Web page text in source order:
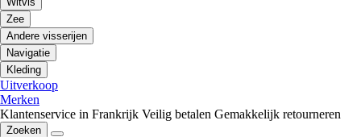
Zee
Andere visserijen
Navigatie
Kleding
Uitverkoop
Merken
Klantenservice in Frankrijk Veilig betalen Gemakkelijk retourneren
Zoeken